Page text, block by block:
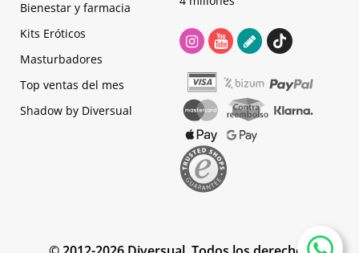
Bienestar y farmacia
Kits Eróticos
Masturbadores
Top ventas del mes
Shadow by Diversual